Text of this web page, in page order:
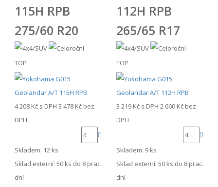
115H RPB
275/60 R20
TOP
4 208 Kč s DPH 3 478 Kč bez
DPH
Skladem: 12 ks
Sklad externí: 50 ks do 8 prac.
dní
112H RPB
265/65 R17
TOP
3 219 Kč s DPH 2 660 Kč bez
DPH
Skladem: 9 ks
Sklad externí: 50 ks do 8 prac.
dní